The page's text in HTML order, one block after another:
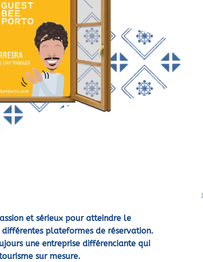
et sérieux pour atteindre le
plateformes de réservation.
une entreprise différenciante qui
sur mesure.